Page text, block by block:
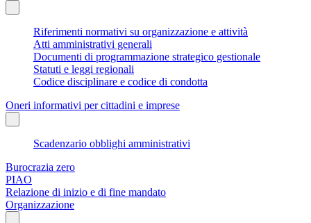
Riferimenti normativi su organizzazione e attività
Atti amministrativi generali
Documenti di programmazione strategico gestionale
Statuti e leggi regionali
Codice disciplinare e codice di condotta
Oneri informativi per cittadini e imprese
Scadenzario obblighi amministrativi
Burocrazia zero
PIAO
Relazione di inizio e di fine mandato
Organizzazione